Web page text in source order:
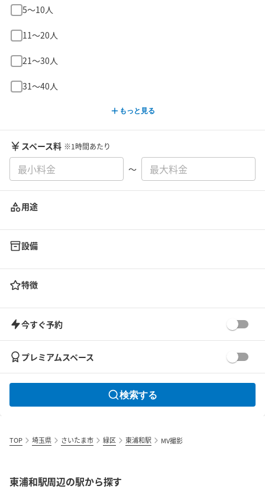
5〜10人
11〜20人
21〜30人
31〜40人
もっと見る
スペース料 ※1時間あたり
〜
用途
設備
特徴
今すぐ予約
プレミアムスペース
検索する
TOP 埼玉県 さいたま市 緑区 東浦和駅 MV撮影
東浦和駅周辺の駅から探す